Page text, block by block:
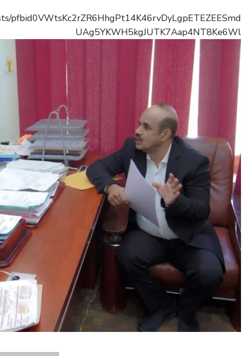
pfbid0VWtsKc2rZR6HhgPt14K46rvDyLgpETEZEESmd
UAg5YKWH5kgJUTK7Aap4NT8Ke6Wl